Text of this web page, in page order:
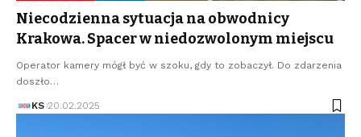
Niecodzienna sytuacja na obwodnicy
Krakowa. Spacer w niedozwolonym miejscu
Operator kamery mógł być w szoku, gdy to zobaczył. Do zdarzenia
doszło…
KS 20.02.2025